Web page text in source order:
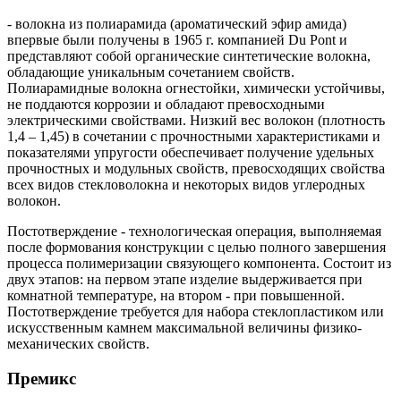
- волокна из полиарамида (ароматический эфир амида)
впервые были получены в 1965 г. компанией Du Pont и
представляют собой органические синтетические волокна,
обладающие уникальным сочетанием свойств.
Полиарамидные волокна огнестойки, химически устойчивы,
не поддаются коррозии и обладают превосходными
электрическими свойствами. Низкий вес волокон (плотность
1,4 – 1,45) в сочетании с прочностными характеристиками и
показателями упругости обеспечивает получение удельных
прочностных и модульных свойств, превосходящих свойства
всех видов стекловолокна и некоторых видов углеродных
волокон.
Постотверждение - технологическая операция, выполняемая
после формования конструкции с целью полного завершения
процесса полимеризации связующего компонента. Состоит из
двух этапов: на первом этапе изделие выдерживается при
комнатной температуре, на втором - при повышенной.
Постотверждение требуется для набора стеклопластиком или
искусственным камнем максимальной величины физико-
механических свойств.
Премикс